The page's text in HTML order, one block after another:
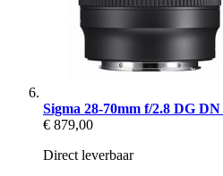
Sigma 28-70mm f/2.8 DG
€ 879,00
Direct leverbaar